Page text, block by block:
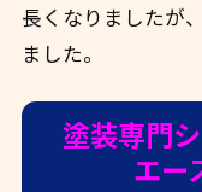
長くなりましたが
ました。
塗装専門
エー